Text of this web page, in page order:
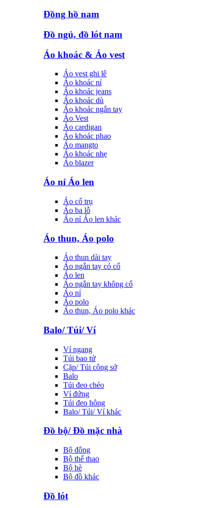
Đồng hồ nam
Đồ ngủ, đồ lót nam
Áo khoác & Áo vest
Áo vest ghi lê
Áo khoác nỉ
Áo khoác jeans
Áo khoác dù
Áo khoác ngắn tay
Áo Vest
Áo cardigan
Áo khoác phao
Áo mangto
Áo khoác nhẹ
Áo blazer
Áo nỉ Áo len
Áo cổ trụ
Áo ba lỗ
Áo nỉ Áo len khác
Áo thun, Áo polo
Áo thun dài tay
Áo ngắn tay có cổ
Áo len
Áo ngắn tay không cổ
Áo nỉ
Áo polo
Áo thun, Áo polo khác
Balo/ Túi/ Ví
Ví ngang
Túi bao tử
Cặp/ Túi công sở
Balo
Túi đeo chéo
Ví đứng
Túi đeo hông
Balo/ Túi/ Ví khác
Đồ bộ/ Đồ mặc nhà
Bộ đông
Bộ thể thao
Bộ hè
Bộ đồ khác
Đồ lót